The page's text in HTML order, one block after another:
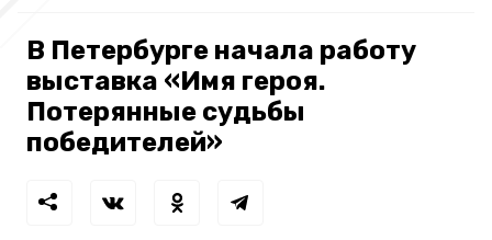
В Петербурге начала работу
выставка «Имя героя.
Потерянные судьбы
победителей»